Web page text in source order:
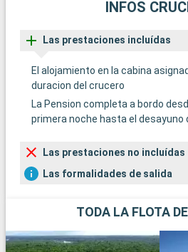
INFOS
Las prestaciones incluídas
El alojamiento en la cabina
duracion del crucero
La Pension completa a bordo
primera noche hasta el desayuno
Las prestaciones no incluídas
Las formalidades de salida
TODA LA FLOTA